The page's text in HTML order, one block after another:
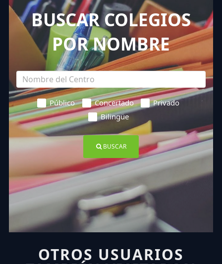
BUSCAR COLEGIOS
POR NOMBRE
Público Concertado
Privado
Bilingüe
BUSCAR
OTROS USUARIOS